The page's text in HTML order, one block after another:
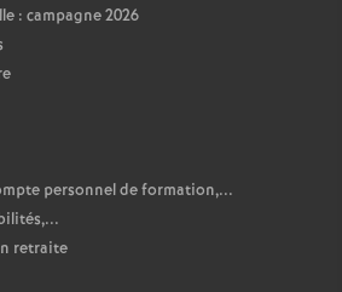
: campagne 2026
personnel de formation,...
retraite